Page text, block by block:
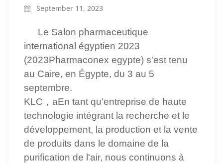
September 11, 2023
Le Salon pharmaceutique
international égyptien 2023
(2023Pharmaconex egypte) s'est tenu
au Caire, en Égypte, du 3 au 5
septembre.
KLC ， aEn tant qu'entreprise de haute
technologie intégrant la recherche et le
développement, la production et la vente
de produits dans le domaine de la
purification de l'air, nous continuons à